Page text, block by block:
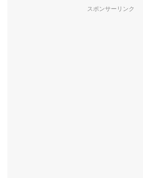
スポンサーリンク